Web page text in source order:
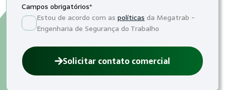
Campos obrigatórios*
Estou de acordo com as políticas da Megatrab -
Engenharia de Segurança do Trabalho
Solicitar contato comercial